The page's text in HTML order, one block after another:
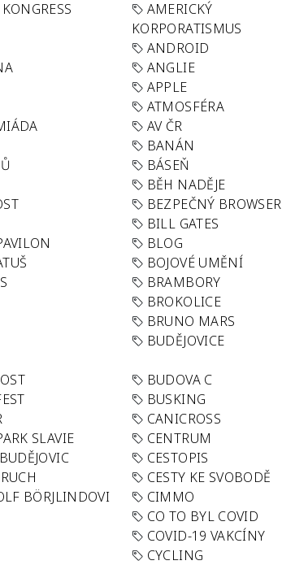
AMERICKÝ
KORPORATISMUS
ANDROID
ANGLIE
APPLE
ATMOSFÉRA
AV ČR
BANÁN
BÁSEŇ
BĚH NADĚJE
BEZPEČNÝ BROWSER
BILL GATES
BLOG
BOJOVÉ UMĚNÍ
BRAMBORY
BROKOLICE
BRUNO MARS
BUDĚJOVICE
BUDOVA C
BUSKING
CANICROSS
SLAVIE CENTRUM
CESTOPIS
CESTY KE SVOBODĚ
BÖRJLINDOVI CIMMO
CO TO BYL COVID
COVID-19 VAKCÍNY
CYCLING